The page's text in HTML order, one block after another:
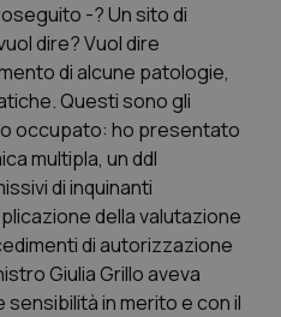
-? Un sito di
dire? Vuol dire
di alcune patologie,
Questi sono gli
occupato: ho presentato
multipla, un ddl
di inquinanti
della valutazione
di autorizzazione
Giulia Grillo aveva
in merito e con il